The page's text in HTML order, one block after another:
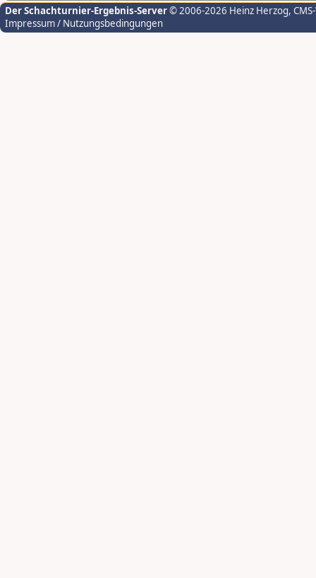
Der Schachturnier-Ergebnis-Server© 2006-2026 Heinz Herzog,
Impressum / Nutzungsbedingungen